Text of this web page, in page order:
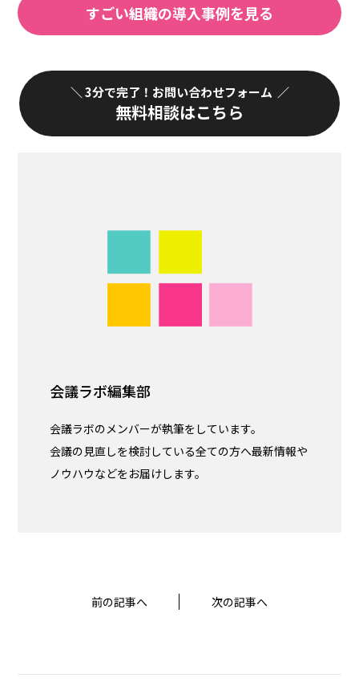
すごい組織の導入事例を見る
3分で完了！お問い合わせフォーム
無料相談はこちら
会議ラボ編集部
会議ラボのメンバーが執筆をしています。
会議の見直しを検討している全ての方へ最新情報や
ノウハウなどをお届けします。
前の記事へ 次の記事へ